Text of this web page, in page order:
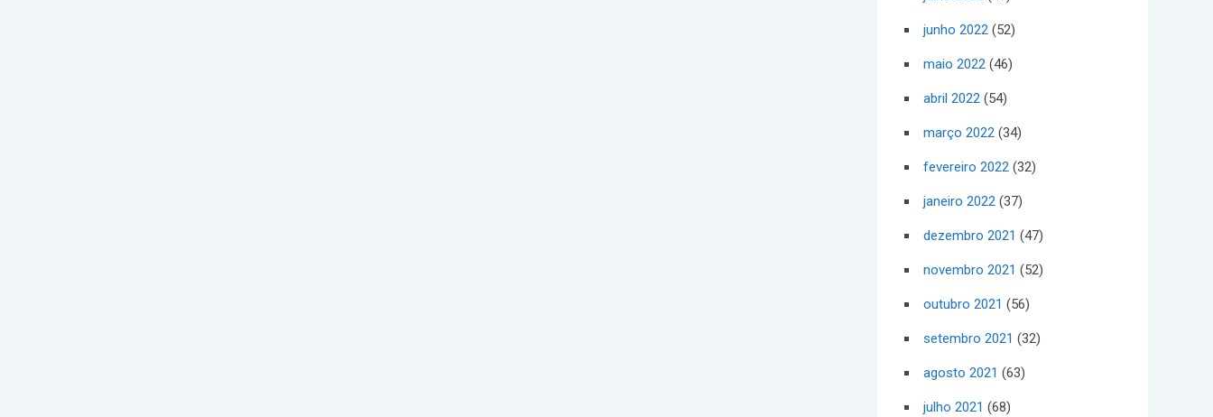
junho 2022 (52)
maio 2022 (46)
abril 2022 (54)
março 2022 (34)
fevereiro 2022 (32)
janeiro 2022 (37)
dezembro 2021 (47)
novembro 2021 (52)
outubro 2021 (56)
setembro 2021 (32)
agosto 2021 (63)
julho 2021 (68)